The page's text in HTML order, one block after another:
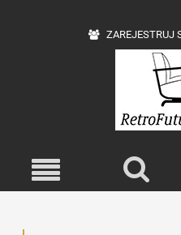
ZAREJESTRUJ